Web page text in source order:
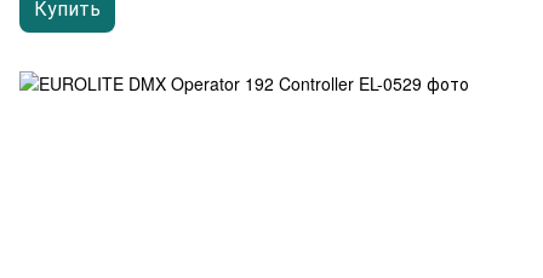
Купить